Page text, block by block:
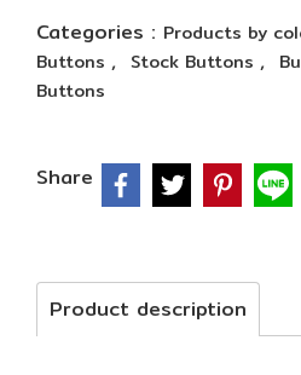
Categories : Products by
Buttons , Stock Buttons ,
Buttons
Share
Product description